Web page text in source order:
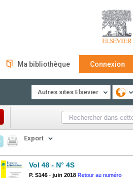
Ma bibliothèque Connexion
Autres sites Elsevier
Export
Vol 48 - N° 4S
P. S146 - juin 2018 Retour au numéro